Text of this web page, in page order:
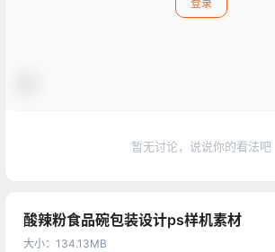
登录
暂无讨论，说说你的看法吧
酸辣粉食品碗包装设计ps样机素材
大小： 134.13MB